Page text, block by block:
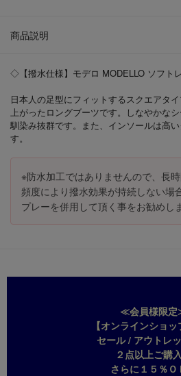
商品説明
◇【撥水仕様】モデロ MODELLO ソフト
日本人の足型にフィットするスクエアタ
上がったロングブーツです。しなやかな
馴染み抜群です。また、インソールは高
す。
※防水加工ではありませんので、長
頻度により撥水効果が持続しない場
プレーを併用して頂く事をお勧めし
≪会員様限
【オンラインショッ
セール / アウトレ
２点以上ご購
さらに１５％Ｏ